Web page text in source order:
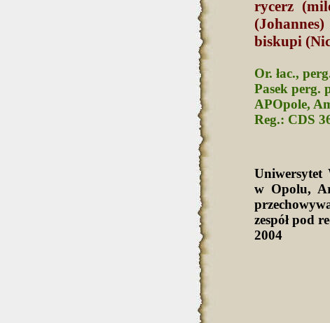
rycerz
biskupi
Or. łac.,
Pasek perg.
APOpole,
Reg.: CDS
Uniwersytet
w Opolu,
zespół pod
2004